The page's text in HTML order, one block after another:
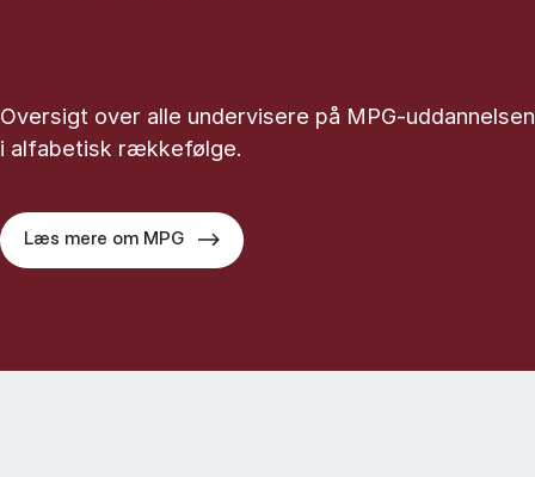
Oversigt over alle undervisere på MPG-uddannelsen
i alfabetisk rækkefølge.
Læs mere om MPG